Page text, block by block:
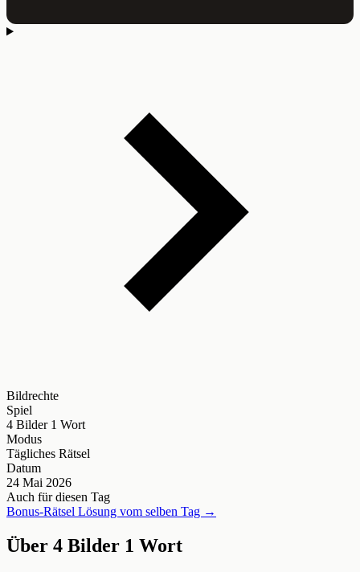
Bildrechte
Spiel
4 Bilder 1 Wort
Modus
Tägliches Rätsel
Datum
24 Mai 2026
Auch für diesen Tag
Bonus-Rätsel Lösung vom selben Tag →
Über 4 Bilder 1 Wort